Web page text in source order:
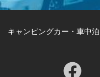
キャンピングカー・車中